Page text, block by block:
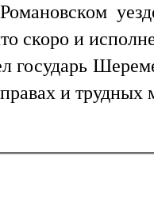
скоро и
государь
и трудных